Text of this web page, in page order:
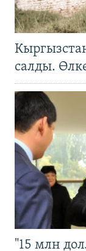
салды.
"15 млн